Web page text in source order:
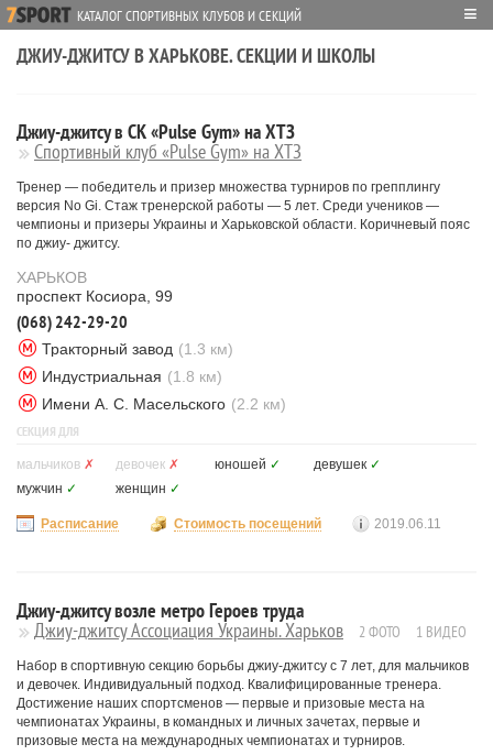
КАТАЛОГ СПОРТИВНЫХ КЛУБОВ И СЕКЦИЙ ≡
ДЖИУ-ДЖИТСУ В ХАРЬКОВЕ. СЕКЦИИ И ШКОЛЫ
Джиу-джитсу в СК «Pulse Gym» на ХТЗ
Спортивный клуб «Pulse Gym» на ХТЗ
Тренер — победитель и призер множества турниров по грепплингу
версия No Gi. Стаж тренерской работы — 5 лет. Среди учеников —
чемпионы и призеры Украины и Харьковской области. Коричневый пояс
по джиу- джитсу.
ХАРЬКОВ
проспект Косиора, 99
(068) 242-29-20
Тракторный завод (1.3 км)
Индустриальная (1.8 км)
Имени А. С. Масельского (2.2 км)
СЕКЦИЯ ДЛЯ
мальчиков ✗ девочек ✗ юношей ✓ девушек ✓
мужчин ✓ женщин ✓
Расписание Стоимость посещений 2019.06.11
Джиу-джитсу возле метро Героев труда
Джиу-джитсу Ассоциация Украины. Харьков 2 ФОТО 1 ВИДЕО
Набор в спортивную секцию борьбы джиу-джитсу с 7 лет, для мальчиков
и девочек. Индивидуальный подход. Квалифицированные тренера.
Достижение наших спортсменов — первые и призовые места на
чемпионатах Украины, в командных и личных зачетах, первые и
призовые места на международных чемпионатах и турниров.